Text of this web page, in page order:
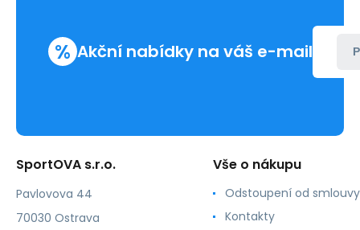
% Akční nabídky na váš e-mail
SportOVA s.r.o.
Pavlovova 44
70030 Ostrava
Vše o nákupu
Odstoupení od smlouvy
Kontakty